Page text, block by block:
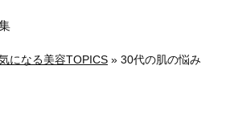
になる美容TOPICS » 30代の肌の悩み